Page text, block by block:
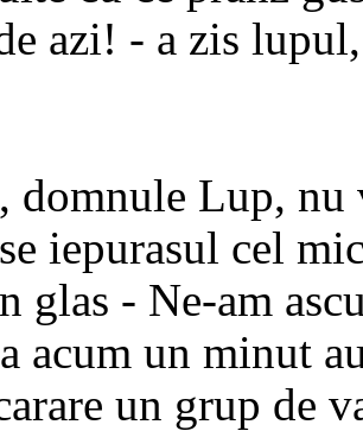
azi! - a zis
domnule Lup, nu
iepurasul cel
glas - Ne-am
acum un minut
un grup de